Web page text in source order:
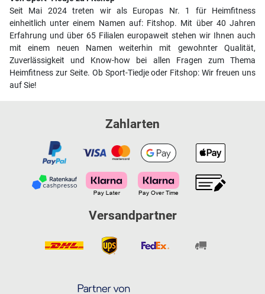
Seit Mai 2024 treten wir als Europas Nr. 1 für Heimfitness
einheitlich unter einem Namen auf: Fitshop. Mit über 40 Jahren
Erfahrung und über 65 Filialen europaweit stehen wir Ihnen auch
mit einem neuen Namen weiterhin mit gewohnter Qualität,
Zuverlässigkeit und Know-how bei allen Fragen zum Thema
Heimfitness zur Seite. Ob Sport-Tiedje oder Fitshop: Wir freuen uns
auf Sie!
Zahlarten
Versandpartner